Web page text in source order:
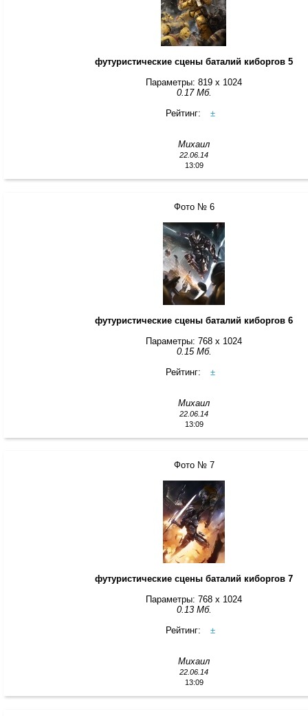
футуристические сцены баталий киборгов 5
Параметры: 819 x 1024
0.17 Мб.
Рейтинг:
±
Михаил
22.06.14
13:09
Фото № 6
футуристические сцены баталий киборгов 6
Параметры: 768 x 1024
0.15 Мб.
Рейтинг:
±
Михаил
22.06.14
13:09
Фото № 7
футуристические сцены баталий киборгов 7
Параметры: 768 x 1024
0.13 Мб.
Рейтинг:
±
Михаил
22.06.14
13:09